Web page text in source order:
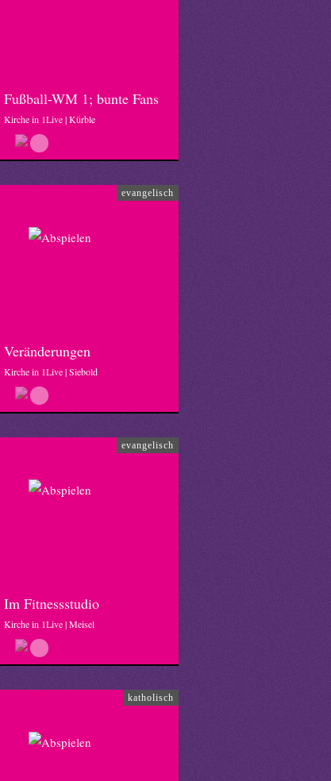
Fußball-WM 1; bunte Fans
Kirche in 1Live | Kürble
evangelisch
Veränderungen
Kirche in 1Live | Siebold
evangelisch
Im Fitnessstudio
Kirche in 1Live | Meisel
katholisch